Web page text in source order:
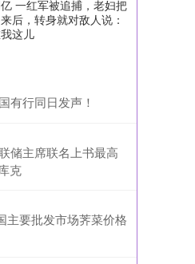
一红军被追捕，老妇把
后，转身就对敌人说：
这儿
有行同日发声！
储主席联名上书最高
克
主要批发市场荠菜价格